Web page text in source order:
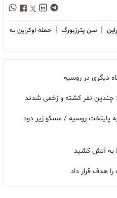
| سن پترزبورگ | حمله اوکراین به
دیگری در روسیه
چندین نفر کشته و زخمی شدند
به پایتخت روسیه / مسکو زیر دود
به آتش کشید
را هدف قرار داد